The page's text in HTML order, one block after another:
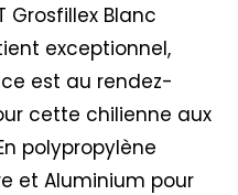
Grosfillex Blanc
exceptionnel,
est au rendez-
cette chilienne aux
polypropylène
et Aluminium pour